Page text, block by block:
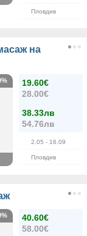
Пловдив
на
19.60€
28.00€
38.33лв
54.76лв
2.05 - 16.09
Пловдив
40.60€
58.00€